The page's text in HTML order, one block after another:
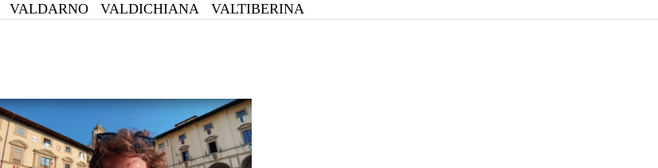
VALDARNO VALDICHIANA VALTIBERINA